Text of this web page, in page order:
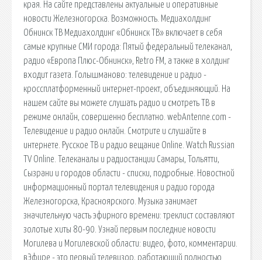
края. На сайте представлены актуальные и оперативные
новости Железногорска. Возможность. Медиахолдинг
Обнинск ТВ Медиахолдинг «Обнинск ТВ» включает в себя
самые крупные СМИ города: Пятый федеральный телеканал,
радио «Европа Плюс-Обнинск», Retro FM, а также в холдинг
входит газета. Голышманово: телевидение и радио -
кроссплатформенный интернет-проект, объединяющий. На
нашем сайте вы можете слушать радио и смотреть ТВ в
режиме онлайн, совершенно бесплатно. webAntenne.com -
Телевидение и радио онлайн. Смотрите и слушайте в
интернете. Русское ТВ и радио вещание Online. Watch Russian
TV Online. Телеканалы и радиостанции Самары, Тольятти,
Сызрани и городов области - списки, подробные. Новостной
информационный портал телевидения и радио города
Железногорска, Красноярского. Музыка занимает
значительную часть эфирного времени: треклист составляют
золотые хиты 80-90. Узнай первым последние новости
Могилева и Могилевской области: видео, фото, комментарии.
вЭфире - это первый телевизор, работающий полностью